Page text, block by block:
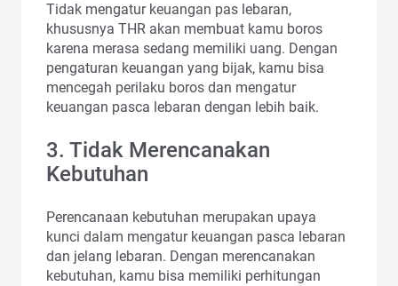
Tidak mengatur keuangan pas lebaran,
khususnya THR akan membuat kamu boros
karena merasa sedang memiliki uang. Dengan
pengaturan keuangan yang bijak, kamu bisa
mencegah perilaku boros dan mengatur
keuangan pasca lebaran dengan lebih baik.
3. Tidak Merencanakan
Kebutuhan
Perencanaan kebutuhan merupakan upaya
kunci dalam mengatur keuangan pasca lebaran
dan jelang lebaran. Dengan merencanakan
kebutuhan, kamu bisa memiliki perhitungan